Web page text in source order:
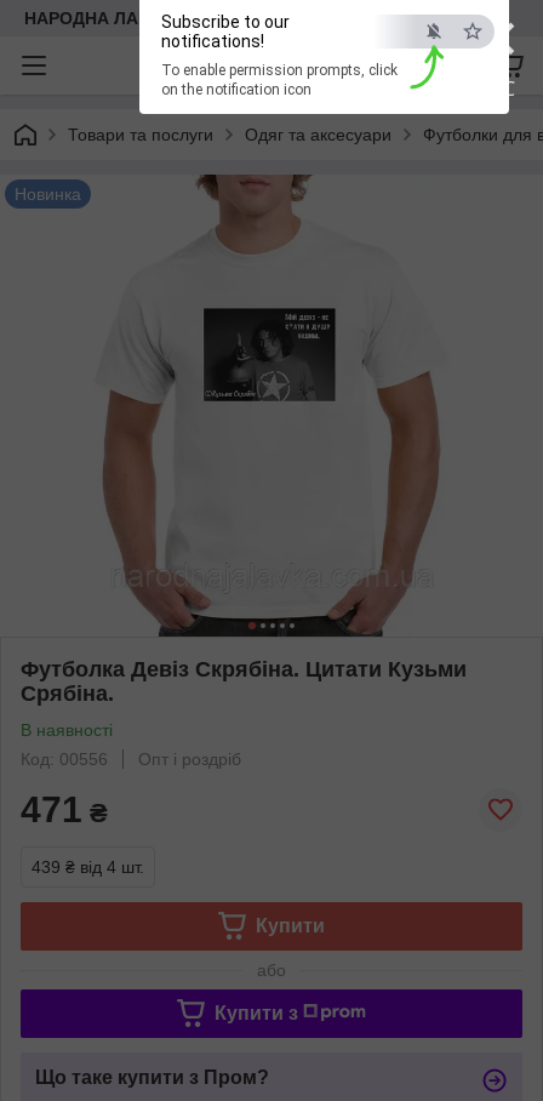
×
ESC
Subscribe to our
notifications!
To enable permission prompts, click
on the notification icon
НАРОДНА ЛАВКА
Товари та послуги Одяг та аксесуари Футболки для
Новинка
Футболка Девіз Скрябіна. Цитати Кузьми
Срябіна.
В наявності
Код: 00556
Опт і роздріб
471 ₴
439 ₴ від 4 шт.
Купити
або
Купити з
Що таке купити з Пром?